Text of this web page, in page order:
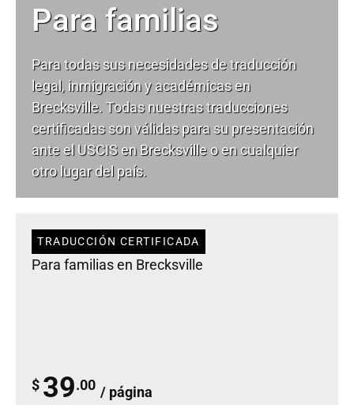
Para familias
Para todas sus necesidades detraducción
legal, inmigración y académicas en
Brecksville. Todas nuestras traducciones
certificadas son válidas para su presentación
ante el USCIS en Brecksville o en cualquier
otro lugar del país.
TRADUCCIÓN CERTIFICADA
Para familias en Brecksville
$ 39.00 / página